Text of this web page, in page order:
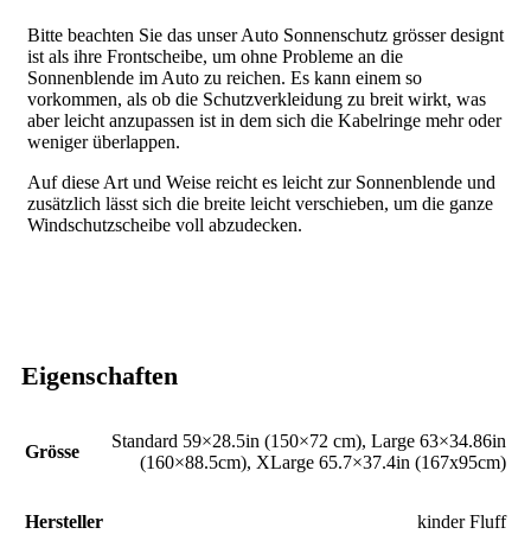
Bitte beachten Sie das unser Auto Sonnenschutz grösser designt
ist als ihre Frontscheibe, um ohne Probleme an die
Sonnenblende im Auto zu reichen. Es kann einem so
vorkommen, als ob die Schutzverkleidung zu breit wirkt, was
aber leicht anzupassen ist in dem sich die Kabelringe mehr oder
weniger überlappen.
Auf diese Art und Weise reicht es leicht zur Sonnenblende und
zusätzlich lässt sich die breite leicht verschieben, um die ganze
Windschutzscheibe voll abzudecken.
Eigenschaften
Grösse
Standard 59×28.5in (150×72 cm), Large 63×34.86in
(160×88.5cm), XLarge 65.7×37.4in (167x95cm)
Hersteller ‎kinder Fluff